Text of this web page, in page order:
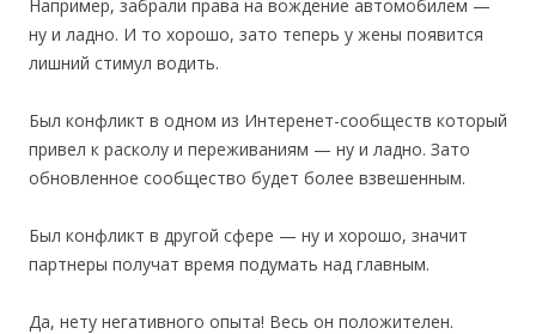
Например, забрали права на вождение автомобилем —
ну и ладно. И то хорошо, зато теперь у жены появится
лишний стимул водить.
Был конфликт в одном из Интеренет-сообществ который
привел к расколу и переживаниям — ну и ладно. Зато
обновленное сообщество будет более взвешенным.
Был конфликт в другой сфере — ну и хорошо, значит
партнеры получат время подумать над главным.
Да, нету негативного опыта! Весь он положителен.